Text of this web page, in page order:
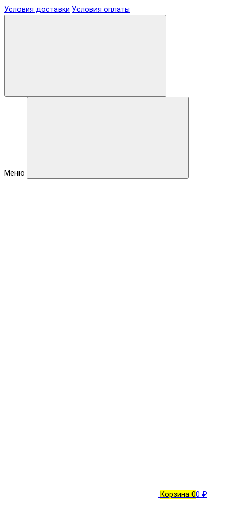
Условия доставки Условия оплаты
Меню
Корзина 00 ₽